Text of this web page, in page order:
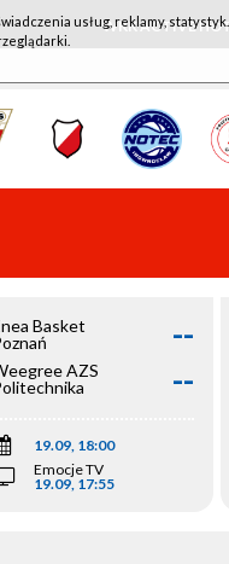
WKK ACTIVE
Basket
--
AZS
--
19.09, 18:00
Emocje TV
19.09, 17:55
usług, reklamy,